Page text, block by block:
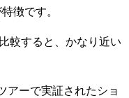
徴です。
較すると、かなり近い
アーで実証されたショ